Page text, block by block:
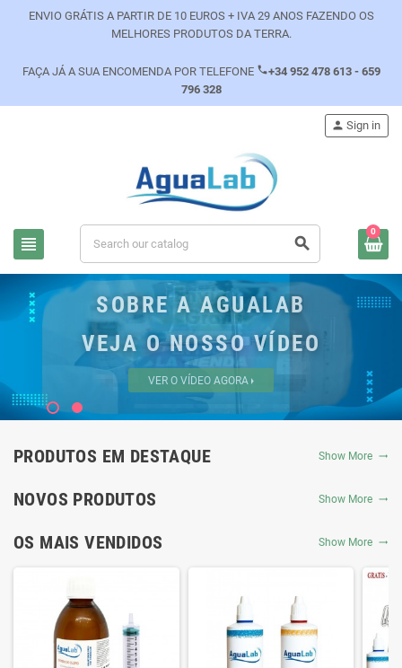
ENVIO GRÁTIS A PARTIR DE 10 EUROS + IVA 29 ANOS FAZENDO OS
MELHORES PRODUTOS DA TERRA.
FAÇA JÁ A SUA ENCOMENDA POR TELEFONE phone+34 952 478 613 - 659
796 328
view_headline search
person Sign in
0
PRODUTOS EM DESTAQUE Show More
NOVOS PRODUTOS Show More
OS MAIS VENDIDOS Show More